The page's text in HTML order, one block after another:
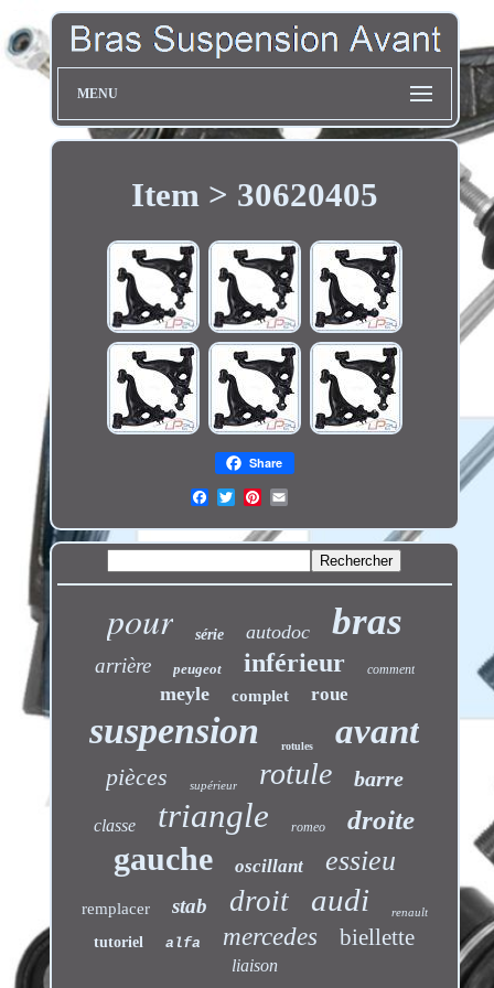
MENU
Item > 30620405
Share
pour série autodoc bras
arrière peugeot inférieur comment
meyle complet roue
suspension rotules avant
pièces supérieur rotule barre
classe triangle romeo droite
gauche oscillant essieu
remplacer stab droit audi renault
tutoriel alfa mercedes biellette
liaison